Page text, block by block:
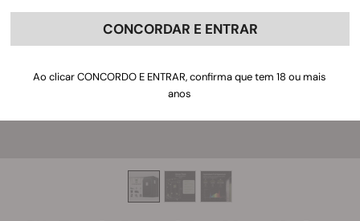
CONCORDAR E ENTRAR
Ao clicar CONCORDO E ENTRAR, confirma que tem 18 ou mais
anos